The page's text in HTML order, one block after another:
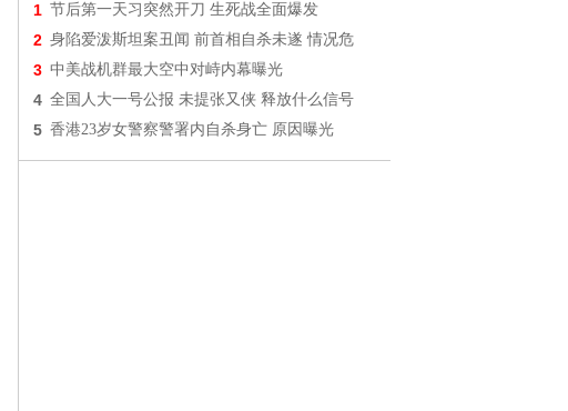
1 节后第一天习突然开刀 生死战全面爆发
2 身陷爱泼斯坦案丑闻 前首相自杀未遂 情况危
3 中美战机群最大空中对峙内幕曝光
4 全国人大一号公报 未提张又侠 释放什么信号
5 香港23岁女警察警署内自杀身亡 原因曝光